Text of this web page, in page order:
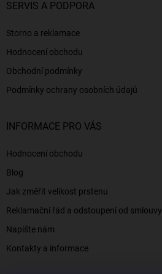
SERVIS A PODPORA
Storno a reklamace
Hodnocení obchodu
Obchodní podmínky
Podmínky ochrany osobních údajů
INFORMACE PRO VÁS
Hodnocení obchodu
Blog
Jak změřit velikost prstenu
Reklamační řád a odstoupení od smlouvy
Napište nám
Kontakty a informace